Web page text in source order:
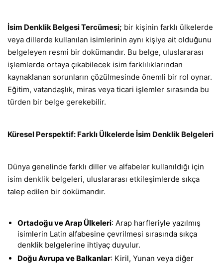
İsim Denklik Belgesi Tercümesi; bir kişinin farklı ülkelerde
veya dillerde kullanılan isimlerinin aynı kişiye ait olduğunu
belgeleyen resmi bir dokümandır. Bu belge, uluslararası
işlemlerde ortaya çıkabilecek isim farklılıklarından
kaynaklanan sorunların çözülmesinde önemli bir rol oynar.
Eğitim, vatandaşlık, miras veya ticari işlemler sırasında bu
türden bir belge gerekebilir.
Küresel Perspektif: Farklı Ülkelerde İsim Denklik Belgeleri
Dünya genelinde farklı diller ve alfabeler kullanıldığı için
isim denklik belgeleri, uluslararası etkileşimlerde sıkça
talep edilen bir dokümandır.
Ortadoğu ve Arap Ülkeleri: Arap harfleriyle yazılmış
isimlerin Latin alfabesine çevrilmesi sırasında sıkça
denklik belgelerine ihtiyaç duyulur.
Doğu Avrupa ve Balkanlar: Kiril, Yunan veya diğer